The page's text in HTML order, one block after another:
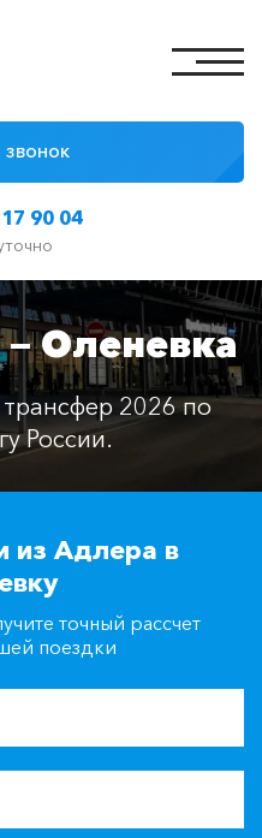
90 04
звонок
90-04
Оленевка
2026 по
России.
из Адлера в
точный рассчет
поездки